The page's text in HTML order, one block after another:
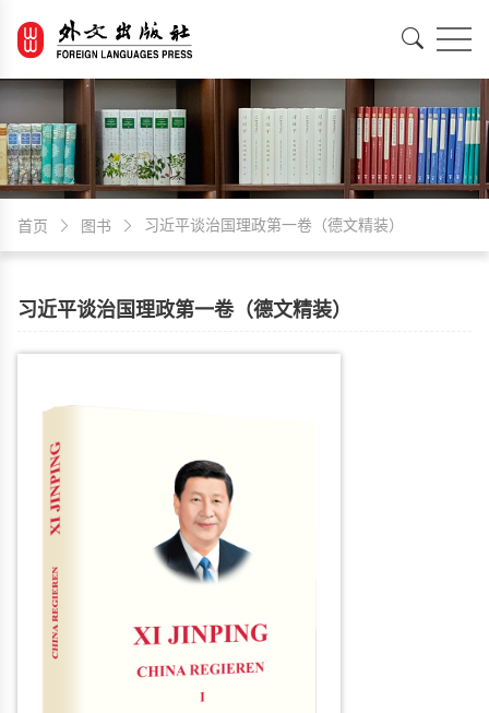
首页 图书 习近平谈治国理政第一卷（德文精装）
习近平谈治国理政第一卷（德文精装）